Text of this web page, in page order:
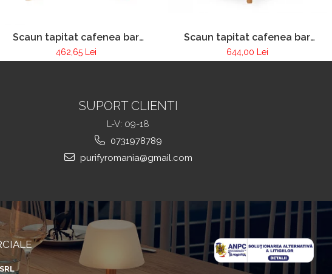
Scaun tapitat cafenea bar
restaurant PUR 256
462,65 Lei
Scaun tapitat cafenea bar
restaurant Pur 020
644,00 Lei
SUPORT CLIENTI
L-V: 09-18
0731978789
purifyromania@gmail.com